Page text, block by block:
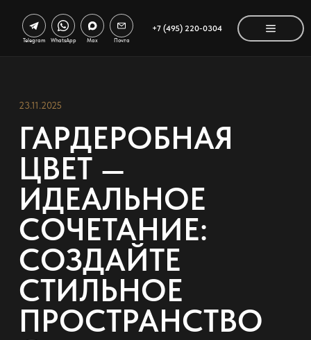
+7 (495) 220-0304
Telegram WhatsApp Max Почта
23.11.2025
ГАРДЕРОБНАЯ
ЦВЕТ —
ИДЕАЛЬНОЕ
СОЧЕТАНИЕ:
СОЗДАЙТЕ
СТИЛЬНОЕ
ПРОСТРАНСТВО